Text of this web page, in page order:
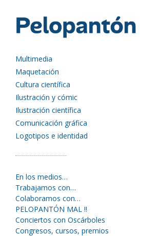
Multimedia
Maquetación
Cultura científica
Ilustración y cómic
Ilustración científica
Comunicación gráfica
Logotipos e identidad
En los medios…
Trabajamos con…
Colaboramos con…
PELOPANTÓN MAL !!
Conciertos con Oscárboles
Congresos, cursos, premios